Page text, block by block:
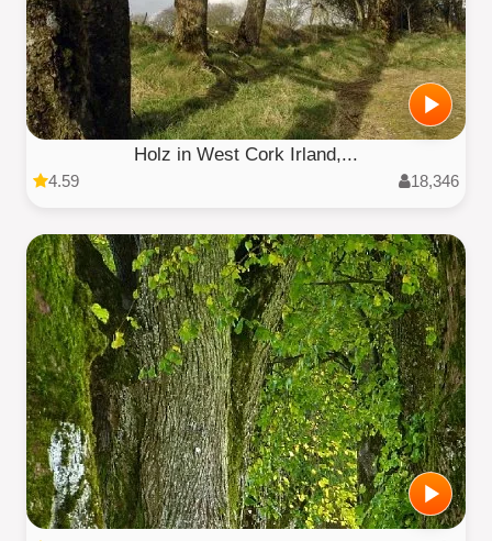
Holz in West Cork Irland,...
4.59 18,346